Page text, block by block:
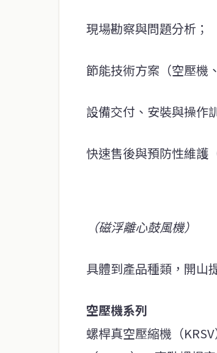
現場勘察與問題分析；
節能技術方案（空壓機
設備交付、安裝與操作
快速售後與預防性維護
（磁浮離心鼓風機）
具體到產品種類，開山
空壓機系列
螺桿真空壓縮機（